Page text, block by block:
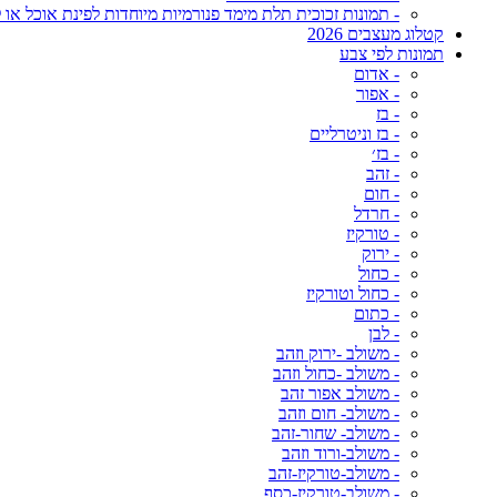
- תמונות זכוכית תלת מימד פנורמיות מיוחדות לפינת אוכל או
קטלוג מעצבים 2026
תמונות לפי צבע
- אדום
- אפור
- בז
- בז וניטרליים
- בז׳
- זהב
- חום
- חרדל
- טורקיז
- ירוק
- כחול
- כחול וטורקיז
- כתום
- לבן
- משולב -ירוק וזהב
- משולב -כחול וזהב
- משולב אפור זהב
- משולב- חום וזהב
- משולב- שחור-זהב
- משולב-ורוד וזהב
- משולב-טורקיז-זהב
- משולב-טורקיז-כסף